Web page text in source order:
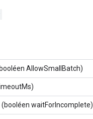
AllowSmallBatch)
(booléen waitForIncomplete)